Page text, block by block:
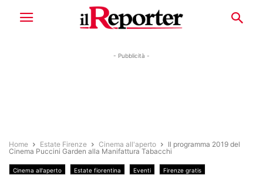
- Pubblicità -
Home Estate Firenze Cinema all'aperto
Il programma 2019 del
Cinema Puccini Garden alla Manifattura Tabacchi
Cinema all'aperto Estate fiorentina Eventi Firenze gratis